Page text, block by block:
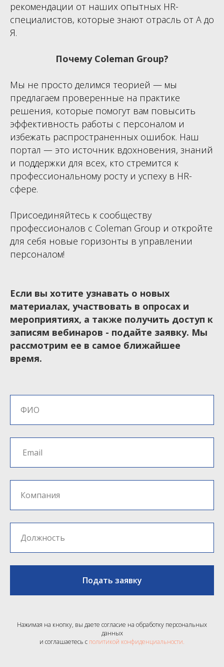
рекомендации от наших опытных HR-
специалистов, которые знают отрасль от А до
Я.
Почему Coleman Group?
Мы не просто делимся теорией — мы
предлагаем проверенные на практике
решения, которые помогут вам повысить
эффективность работы с персоналом и
избежать распространенных ошибок. Наш
портал — это источник вдохновения, знаний
и поддержки для всех, кто стремится к
профессиональному росту и успеху в HR-
сфере.
Присоединяйтесь к сообществу
профессионалов с Coleman Group и откройте
для себя новые горизонты в управлении
персоналом!
Если вы хотите узнавать о новых
материалах, участвовать в опросах и
мероприятиях, а также получить доступ к
записям вебинаров - подайте заявку. Мы
рассмотрим ее в самое ближайшее
время.
Подать заявку
Нажимая на кнопку, вы даете согласие на обработку персональных
данных
и соглашаетесь c политикой конфиденциальности.